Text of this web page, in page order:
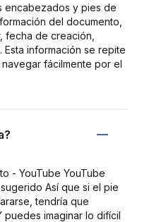
encabezados y pies de
del documento,
fecha de creación,
Esta información se repite
fácilmente por el
- YouTube YouTube
Así que si el pie
tendría que
puedes imaginar lo difícil